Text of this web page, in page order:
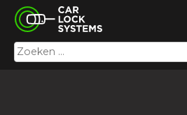
content
Car Lock Systems
Car Lock Systems
Zoeken
naar: